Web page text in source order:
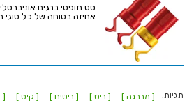
אחיזה בטוחה של כל סוגי
תגיות: [ מברגה ] [ ביט ] [ ביטים ] [ קיט ] [